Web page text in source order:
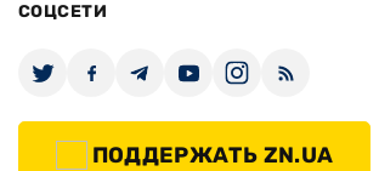
СОЦСЕТИ
ПОДДЕРЖАТЬ ZN.UA